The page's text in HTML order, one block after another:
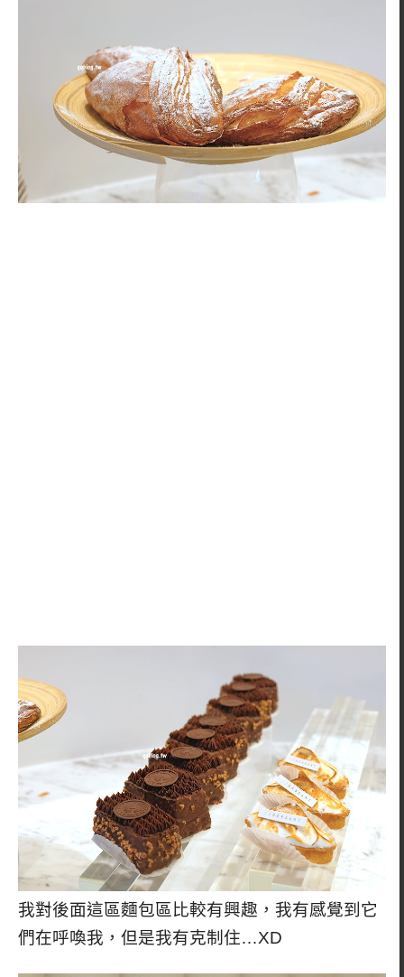
我對後面這區麵包區比較有興趣，我有感覺到它
們在呼喚我，但是我有克制住…XD